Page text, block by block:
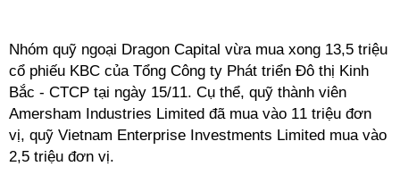
Nhóm quỹ ngoại Dragon Capital vừa mua xong 13,5 triệu
cổ phiếu KBC của Tổng Công ty Phát triển Đô thị Kinh
Bắc - CTCP tại ngày 15/11. Cụ thể, quỹ thành viên
Amersham Industries Limited đã mua vào 11 triệu đơn
vị, quỹ Vietnam Enterprise Investments Limited mua vào
2,5 triệu đơn vị.